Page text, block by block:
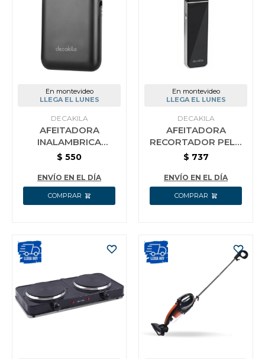
En montevideo
LLEGA EL LUNES
DECAKILA
AFEITADORA
INALAMBRICA
BATERIA DECAKILA
$ 550
ENVÍO EN EL DÍA
En montevideo
LLEGA EL LUNES
DECAKILA
AFEITADORA
RECORTADOR PELO
INALAMBRICA
$ 737
ENVÍO EN EL DÍA